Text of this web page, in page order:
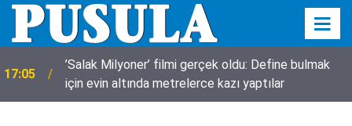
17:05
’Salak Milyoner’ filmi gerçek oldu: Define bulmak
için evin altında metrelerce kazı yaptılar